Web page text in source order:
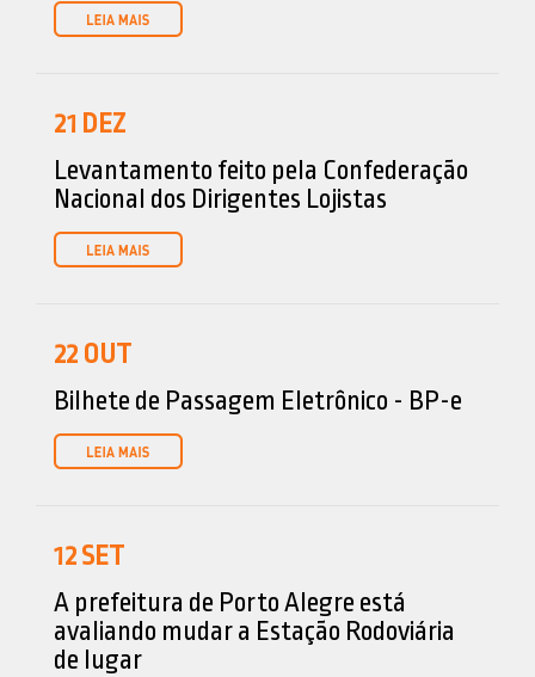
21 DEZ
Levantamento feito pela Confederação
Nacional dos Dirigentes Lojistas
22 OUT
Bilhete de Passagem Eletrônico - BP-e
12SET
A prefeitura de Porto Alegre está
avaliando mudar a Estação Rodoviária
de lugar